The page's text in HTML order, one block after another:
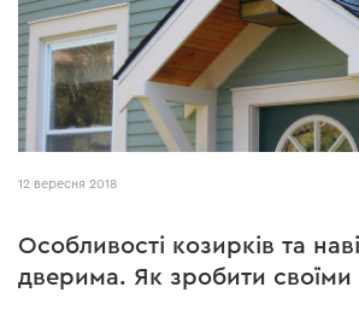
12 вересня 2018
Особливості козирків та
дверима. Як зробити